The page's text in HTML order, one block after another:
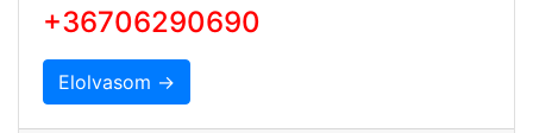
+36706290690
Elolvasom →